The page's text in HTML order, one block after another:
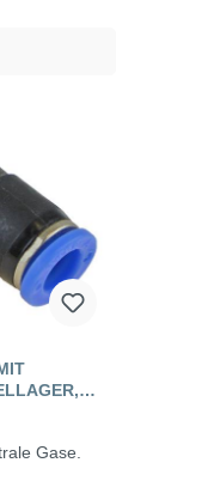
S
Gase.